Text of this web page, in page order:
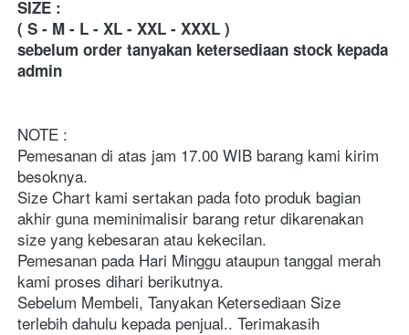
SIZE :
( S - M - L - XL - XXL - XXXL )
sebelum order tanyakan ketersediaan stock kepada
admin
NOTE :
Pemesanan di atas jam 17.00 WIB barang kami kirim
besoknya.
Size Chart kami sertakan pada foto produk bagian
akhir guna meminimalisir barang retur dikarenakan
size yang kebesaran atau kekecilan.
Pemesanan pada Hari Minggu ataupun tanggal merah
kami proses dihari berikutnya.
Sebelum Membeli, Tanyakan Ketersediaan Size
terlebih dahulu kepada penjual.. Terimakasih